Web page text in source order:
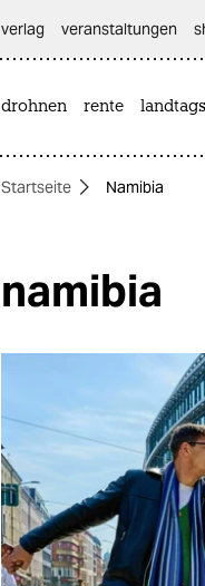
themen
öko
gesellschaft
sport
berlin
nord
verlag
veranstaltungen
drohnen rente
Startseite Namibia
namibia